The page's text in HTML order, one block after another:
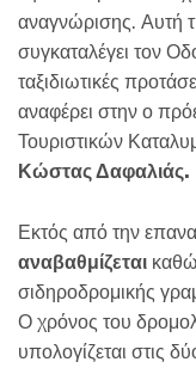
αναγνώρισης. Αυτή
συγκαταλέγει τον
ταξιδιωτικές
αναφέρει στην ο
Τουριστικών
Κώστας Δαφαλιάς.
Εκτός από την
αναβαθμίζεται
σιδηροδρομικής
Ο χρόνος του
υπολογίζεται στις